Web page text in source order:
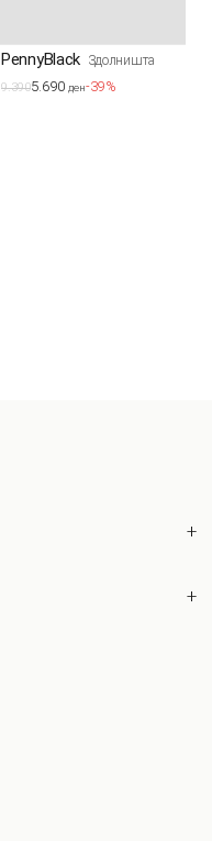
PennyBlack Здолништа
9.3905.690 ден-39%